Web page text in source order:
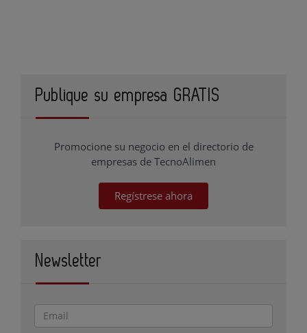
Publique su empresa GRATIS
Promocione su negocio en el directorio de
empresas de TecnoAlimen
Regístrese ahora
Newsletter